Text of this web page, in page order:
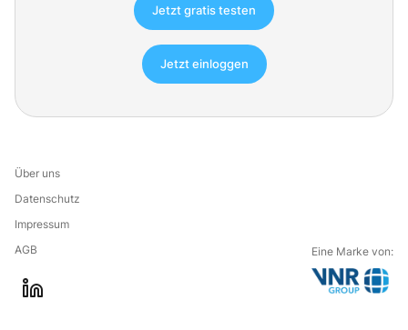
Jetzt gratis testen
Jetzt einloggen
Über uns
Datenschutz
Impressum
AGB
Eine Marke von: